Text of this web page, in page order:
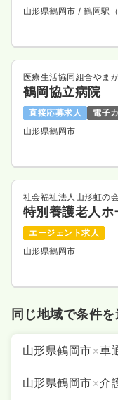
山形県鶴岡市/ 鶴岡駅
医療生活協同組合やま
鶴岡協立病院
直接応募求人 電子
山形県鶴岡市
社会福祉法人山形虹の
特別養護老人ホ
エージェント求人
山形県鶴岡市
同じ地域で条件
山形県鶴岡市×車
山形県鶴岡市×介